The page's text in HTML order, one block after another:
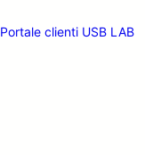
Portale clienti USB LAB